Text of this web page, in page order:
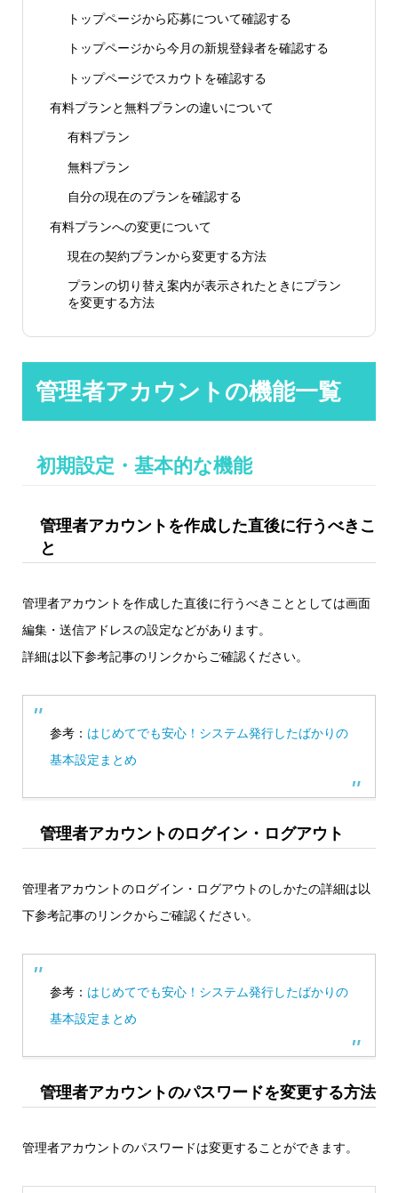
トップページから応募について確認する
トップページから今月の新規登録者を確認する
トップページでスカウトを確認する
有料プランと無料プランの違いについて
有料プラン
無料プラン
自分の現在のプランを確認する
有料プランへの変更について
現在の契約プランから変更する方法
プランの切り替え案内が表示されたときにプラン
を変更する方法
管理者アカウントの機能一覧
初期設定・基本的な機能
管理者アカウントを作成した直後に行うべきこ
と
管理者アカウントを作成した直後に行うべきこととしては画面
編集・送信アドレスの設定などがあります。
詳細は以下参考記事のリンクからご確認ください。
参考： はじめてでも安心！システム発行したばかりの
基本設定まとめ
管理者アカウントのログイン・ログアウト
管理者アカウントのログイン・ログアウトのしかたの詳細は以
下参考記事のリンクからご確認ください。
参考： はじめてでも安心！システム発行したばかりの
基本設定まとめ
管理者アカウントのパスワードを変更する方法
管理者アカウントのパスワードは変更することができます。